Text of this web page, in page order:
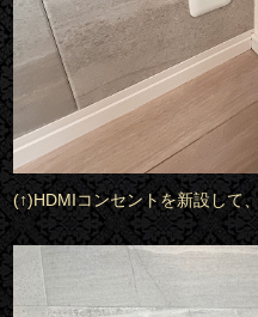
(↑)HDMIコンセントを新設して